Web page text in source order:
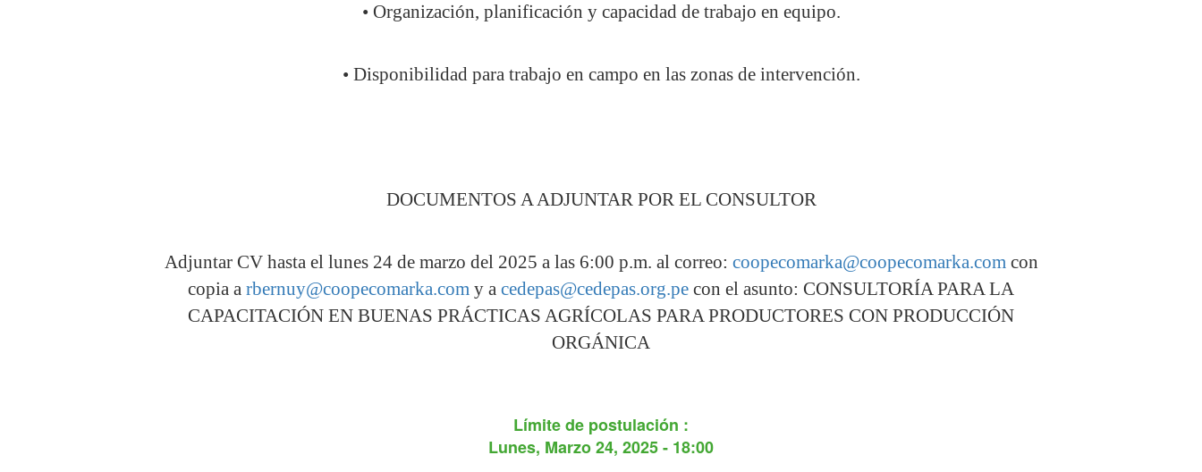
• Organización, planificación y capacidad de trabajo en equipo.
• Disponibilidad para trabajo en campo en las zonas de intervención.
DOCUMENTOS A ADJUNTAR POR EL CONSULTOR
Adjuntar CV hasta el lunes 24 de marzo del 2025 a las 6:00 p.m. al correo: coopecomarka@coopecomarka.comcon
copia a rbernuy@coopecomarka.com y a cedepas@cedepas.org.pe con el asunto: CONSULTORÍA PARA LA
CAPACITACIÓN EN BUENAS PRÁCTICAS AGRÍCOLAS PARA PRODUCTORES CON PRODUCCIÓN
ORGÁNICA
Límite de postulación :
Lunes, Marzo 24, 2025 - 18:00